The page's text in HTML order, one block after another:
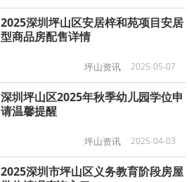
2025深圳坪山区安居梓和苑项目安居
型商品房配售详情
坪山资讯 2025-05-07
深圳坪山区2025年秋季幼儿园学位申
请温馨提醒
坪山资讯 2025-04-03
2025深圳市坪山区义务教育阶段房屋